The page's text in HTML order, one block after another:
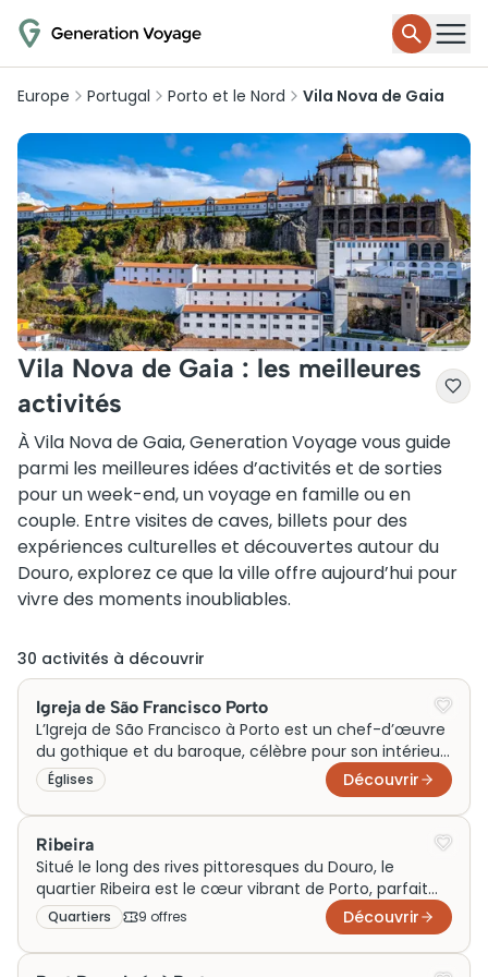
Europe Portugal Porto et le Nord Vila Nova de Gaia
Vila Nova de Gaia : les meilleures
activités
À Vila Nova de Gaia, Generation Voyage vous guide
parmi les meilleures idées d’activités et de sorties
pour un week-end, un voyage en famille ou en
couple. Entre visites de caves, billets pour des
expériences culturelles et découvertes autour du
Douro, explorez ce que la ville offre aujourd’hui pour
vivre des moments inoubliables.
30 activités à découvrir
Igreja de São Francisco Porto
L’Igreja de São Francisco à Porto est un chef-d’œuvre
du gothique et du baroque, célèbre pour son intérieur
somptueusement décoré de bois doré. Construite
initialement comme église monastique au XIVe siècle,
elle illustre l’histoire riche de Porto. Aujourd’hui, cette
église est une attraction touristique incontournable.
Son importance historique et culturelle attire des
milliers de visiteurs chaque année.
Églises Découvrir
Ribeira
Situé le long des rives pittoresques du Douro, le
quartier Ribeira est le cœur vibrant de Porto, parfait
pour une visite incontournable. Classé au patrimoine
mondial de l’UNESCO, Ribeira charme avec ses ruelles
médiévales, maisons colorées et ambiance animée,
Quartiers 9 offres Découvrir